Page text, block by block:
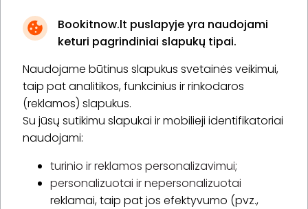
Bookitnow.lt puslapyje yra naudojami
keturi pagrindiniai slapukų tipai.
Naudojame būtinus slapukus svetainės veikimui,
taip pat analitikos, funkcinius ir rinkodaros
(reklamos) slapukus.
Su jūsų sutikimu slapukai ir mobilieji identifikatoriai
naudojami:
turinio ir reklamos personalizavimui;
personalizuotai ir nepersonalizuotai
reklamai, taip pat jos efektyvumo (pvz.,
* Susipažinau su privatumo politika
Prenumeruoti
Apie „BookitNow“